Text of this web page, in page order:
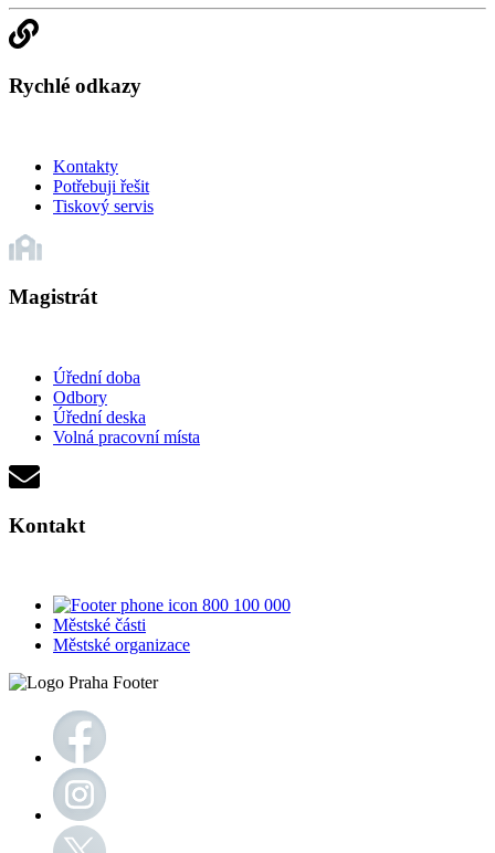
Rychlé odkazy
Kontakty
Potřebuji řešit
Tiskový servis
Magistrát
Úřední doba
Odbory
Úřední deska
Volná pracovní místa
Kontakt
800 100 000
Městské části
Městské organizace